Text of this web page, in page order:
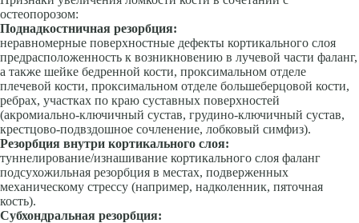
остеопорозом:
Поднадкостничная резорбция:
неравномерные поверхностные дефекты кортикального слоя
предрасположенность к возникновению в лучевой части фаланг,
а также шейке бедренной кости, проксимальном отделе
плечевой кости, проксимальном отделе большеберцовой кости,
ребрах, участках по краю суставных поверхностей
(акромиально-ключичный сустав, грудино-ключичный сустав,
крестцово-подвздошное сочленение, лобковый симфиз).
Резорбция внутри кортикального слоя:
туннелирование/изнашивание кортикального слоя фаланг
подсухожильная резорбция в местах, подверженных
механическому стрессу (например, надколенник, пяточная
кость).
Субхондральная резорбция: